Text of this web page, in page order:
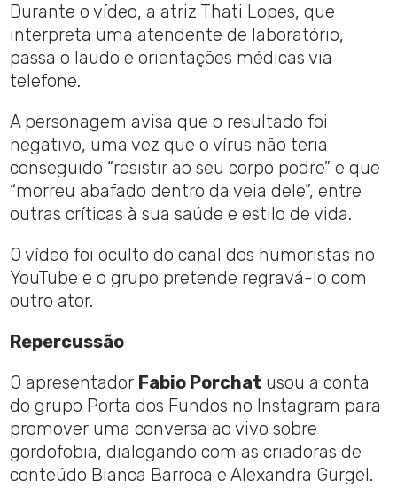
Durante o vídeo, a atriz Thati Lopes, que
interpreta uma atendente de laboratório,
passa o laudo e orientações médicas via
telefone.
A personagem avisa que o resultado foi
negativo, uma vez que o vírus não teria
conseguido “resistir ao seu corpo podre” e que
“morreu abafado dentro da veia dele”, entre
outras críticas à sua saúde e estilo de vida.
O vídeo foi oculto do canal dos humoristas no
YouTube e o grupo pretende regravá-lo com
outro ator.
Repercussão
O apresentador Fabio Porchat usou a conta
do grupo Porta dos Fundos no Instagram para
promover uma conversa ao vivo sobre
gordofobia, dialogando com as criadoras de
conteúdo Bianca Barroca e Alexandra Gurgel.